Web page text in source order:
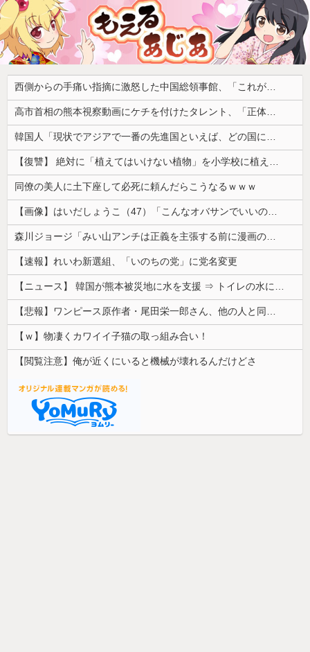
西側からの手痛い指摘に激怒した中国総領事館、「これが米国人Youtuberが紹介する本当の中国だ」と動画を公開するも……
高市首相の熊本視察動画にケチを付けたタレント、「正体バレバレよな」と黒電話の呼び方であっさりと……
韓国人「現状でアジアで一番の先進国といえば、どの国になるんだ？やはり日本という認識なのだろうか？」
【復讐】 絶対に「植えてはいけない植物」を小学校に植えた→20年経って見に行くと…「！？」衝撃の光景が・・・
同僚の美人に土下座して必死に頼んだらこうなるｗｗｗ
【画像】はいだしょうこ（47）「こんなオバサンでいいの…？」
森川ジョージ「みい山アンチは正義を主張する前に漫画の無断転載をやめろよ」←これwwww
【速報】れいわ新選組、「いのちの党」に党名変更
【ニュース】 韓国が熊本被災地に水を支援 ⇒ トイレの水にｗｗｗｗｗｗｗ
【悲報】ワンピース原作者・尾田栄一郎さん、他の人と同じ「漫画家」という肩書きに不満
【ｗ】物凄くカワイイ子猫の取っ組み合い！
【閲覧注意】俺が近くにいると機械が壊れるんだけどさ